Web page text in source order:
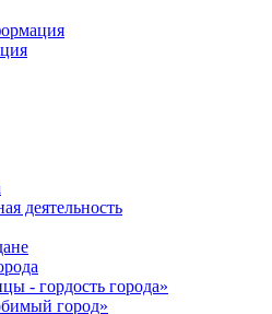
деятельность
- гордость города»
город»